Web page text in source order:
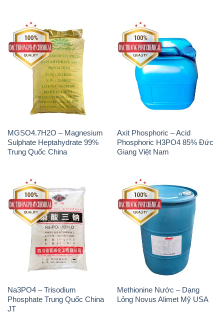
MGSO4.7H2O – Magnesium
Sulphate Heptahydrate 99%
Trung Quốc China
Axit Phosphoric – Acid
Phosphoric H3PO4 85% Đức
Giang Việt Nam
Na3PO4 – Trisodium
Phosphate Trung Quốc China
JT
Methionine Nước – Dạng
Lỏng Novus Alimet Mỹ USA